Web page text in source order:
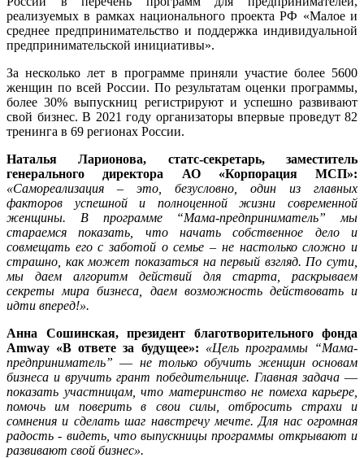
реализуемых в рамках национального проекта РФ «Малое и
среднее предпринимательство и поддержка индивидуальной
предпринимательской инициативы».
За несколько лет в программе приняли участие более 5600
женщин по всей России. По результатам оценки программы,
более 30% выпускниц регистрируют и успешно развивают
свой бизнес. В 2021 году организаторы впервые проведут 82
тренинга в 69 регионах России.
Наталья Ларионова, статс-секретарь, заместитель
генерального директора АО «Корпорация МСП»:
«Самореализация – это, безусловно, один из главных
факторов успешной и полноценной жизни современной
женщины. В программе “Мама-предприниматель” мы
стараемся показать, что начать собственное дело и
совмещать его с заботой о семье – не настолько сложно и
страшно, как может показаться на первый взгляд. По сути,
мы даем алгоритм действий для старта, раскрываем
секреты мира бизнеса, даем возможность действовать и
идти вперед!».
Анна Сошинская, президент благотворительного фонда
Amway «В ответе за будущее»: «Цель программы “Мама-
предприниматель” ― не только обучить женщин основам
бизнеса и вручить грант победительнице. Главная задача ―
показать участницам, что материнство не помеха карьере,
помочь им поверить в свои силы, отбросить страхи и
сомнения и сделать шаг навстречу мечте. Для нас огромная
радость - видеть, что выпускницы программы открывают и
развивают свой бизнес».